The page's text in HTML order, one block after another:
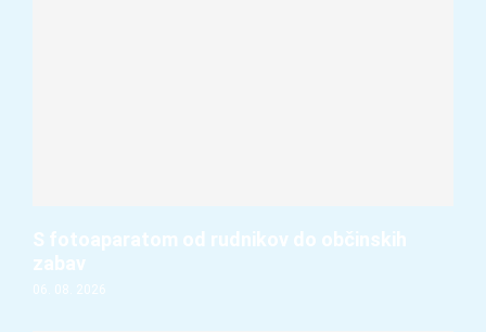
S fotoaparatom od rudnikov do občinskih
zabav
06. 08. 2026